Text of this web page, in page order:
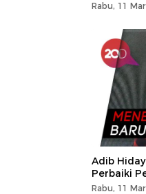
Rabu, 11
Adib
Perbaiki
Rabu, 11